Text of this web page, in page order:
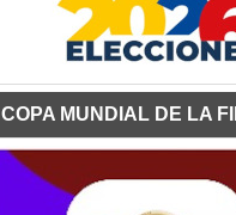
COPA MUNDIAL DE LA